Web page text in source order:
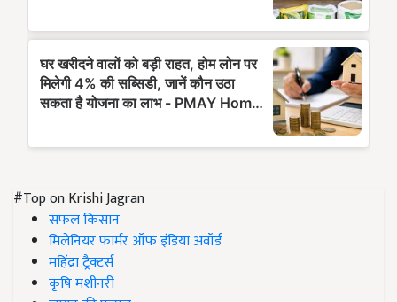
#Top on Krishi Jagran
सफल किसान
मिलेनियर फार्मर ऑफ इंडिया अवॉर्ड
महिंद्रा ट्रैक्टर्स
कृषि मशीनरी